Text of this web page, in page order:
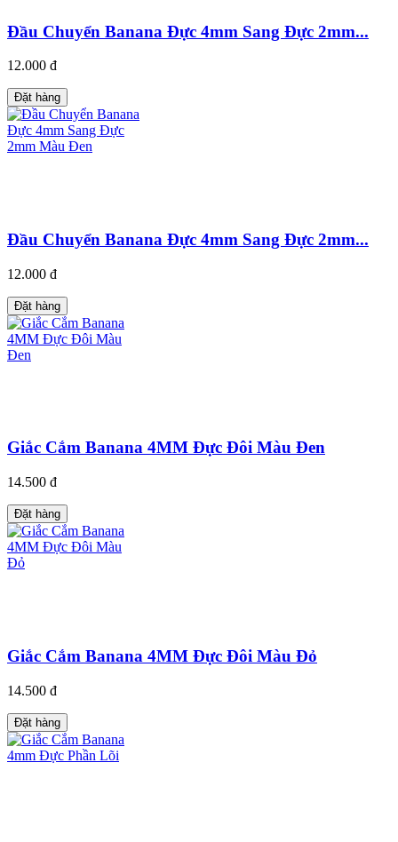
Đầu Chuyển Banana Đực 4mm Sang Đực 2mm...
12.000 đ
Đặt hàng
Đầu Chuyển Banana Đực 4mm Sang Đực 2mm...
12.000 đ
Đặt hàng
Giắc Cắm Banana 4MM Đực Đôi Màu Đen
14.500 đ
Đặt hàng
Giắc Cắm Banana 4MM Đực Đôi Màu Đỏ
14.500 đ
Đặt hàng